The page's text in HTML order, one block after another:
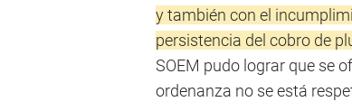
y también con el
persistencia del cobro de
SOEM pudo lograr que se
ordenanza no se está